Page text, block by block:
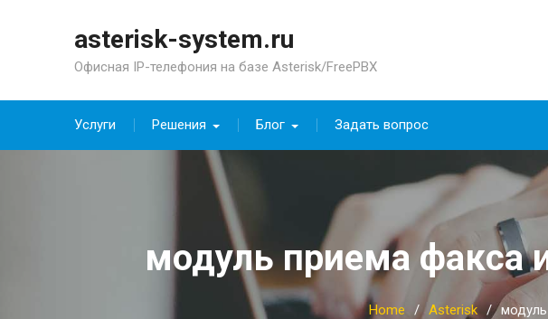
asterisk-system.ru
Офисная IP-телефония на базе Asterisk/FreePBX
Услуги Решения Блог Задать вопрос
модуль приема факса
Home Asterisk